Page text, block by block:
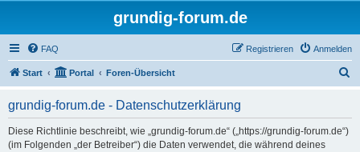
grundig-forum.de
FAQ Anmelden
Registrieren
Start Portal Foren-Übersicht
grundig-forum.de - Datenschutzerklärung
Diese Richtlinie beschreibt, wie „grundig-forum.de“ („https://grundig-forum.de“)
(im Folgenden „der Betreiber“) die Daten verwendet, die während deines